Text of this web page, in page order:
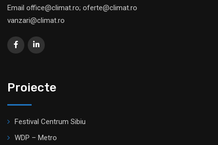
Email office@climat.ro; oferte@climat.ro
vanzari@climat.ro
Proiecte
Festival Centrum Sibiu
WDP – Metro